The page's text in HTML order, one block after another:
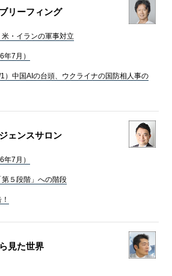
リーフィング
・イランの軍事対立
7月）
）中国AIの台頭、ウクライナの国防相人事の
ェンスサロン
7月）
５段階」への階段
見た世界